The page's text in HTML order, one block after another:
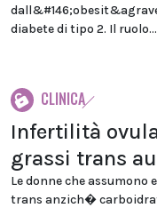
diabete di tipo 2. Il ruolo...
CLINICA
Infertilità
grassi trans
Le donne che
trans anzich�